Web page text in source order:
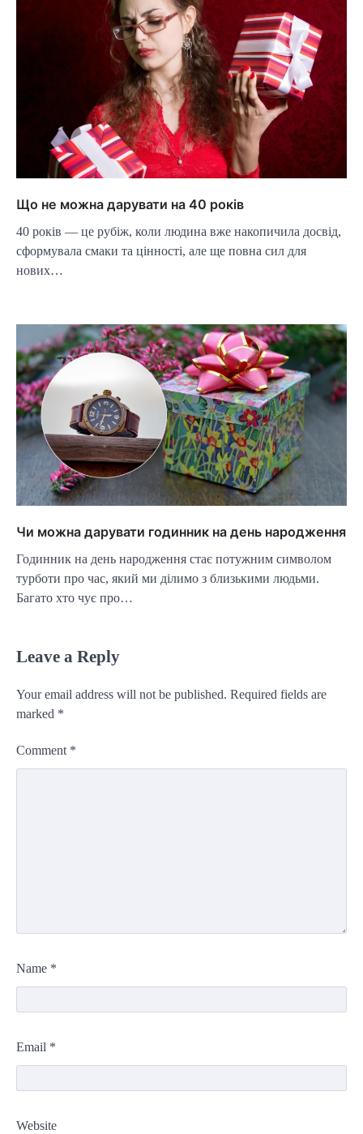
Що не можна дарувати на 40 років
40 років — це рубіж, коли людина вже накопичила досвід,
сформувала смаки та цінності, але ще повна сил для
нових…
Чи можна дарувати годинник на день народження
Годинник на день народження стає потужним символом
турботи про час, який ми ділимо з близькими людьми.
Багато хто чує про…
Leave a Reply
Your email address will not be published. Required fields are
marked *
Comment *
Name *
Email *
Website